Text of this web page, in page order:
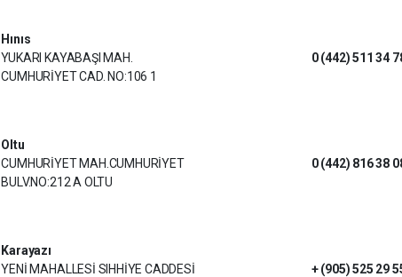
Hınıs
YUKARI KAYABAŞI MAH.
CUMHURİYET CAD. NO:106 1
0 (442) 511 34
Oltu
CUMHURİYET MAH.CUMHURİYET
BULV.NO:212 A OLTU
0 (442) 816 38
Karayazı
YENİ MAHALLESİ SIHHİYE CADDESİ
+ (905) 525 29